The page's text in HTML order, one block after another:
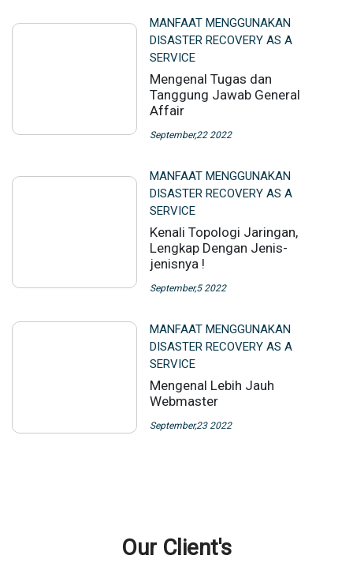
MANFAAT MENGGUNAKAN
DISASTER RECOVERY AS A
SERVICE
Mengenal Tugas dan
Tanggung Jawab General
Affair
September,22 2022
MANFAAT MENGGUNAKAN
DISASTER RECOVERY AS A
SERVICE
Kenali Topologi Jaringan,
Lengkap Dengan Jenis-
jenisnya !
September,5 2022
MANFAAT MENGGUNAKAN
DISASTER RECOVERY AS A
SERVICE
Mengenal Lebih Jauh
Webmaster
September,23 2022
Our Client's